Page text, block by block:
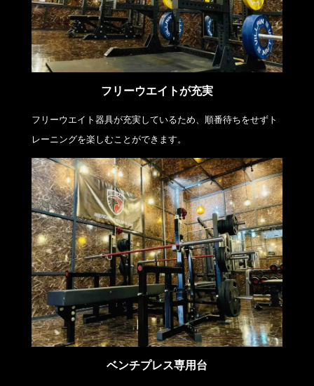
フリーウエイトが充実
フリーウエイト器具が充実しているため、順番待ちをせずト
レーニングを楽しむことができます。
ベンチプレス専用台